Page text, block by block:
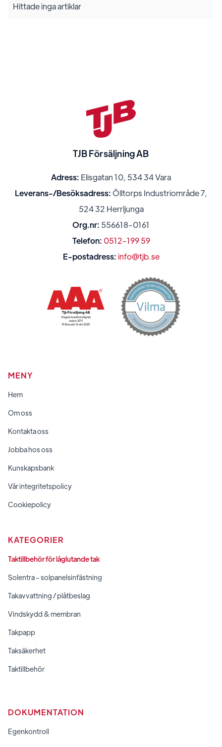
Hittade inga artiklar
TJB Försäljning AB
Adress: Elisgatan 10, 534 34 Vara
Leverans-/Besöksadress: Ölltorps Industriområde 7,
524 32 Herrljunga
Org.nr: 556618-0161
Telefon: 0512-199 59
E-postadress: info@tjb.se
MENY
Hem
Om oss
Kontakta oss
Jobba hos oss
Kunskapsbank
Vår integritetspolicy
Cookiepolicy
KATEGORIER
Taktillbehör för låglutande tak
Solentra - solpanelsinfästning
Takavvattning / plåtbeslag
Vindskydd & membran
Takpapp
Taksäkerhet
Taktillbehör
DOKUMENTATION
Egenkontroll